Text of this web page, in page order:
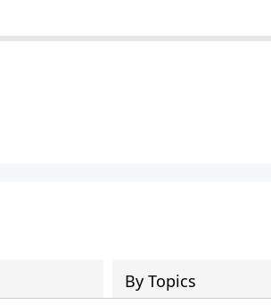
By Topics